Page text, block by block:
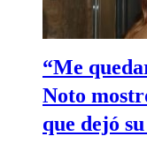
“Me
Noto
que dejó